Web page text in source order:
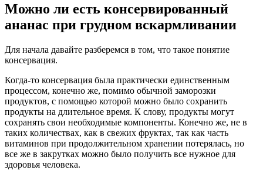
Можно ли есть консервированный
ананас при грудном вскармливании
Для начала давайте разберемся в том, что такое понятие
консервация.
Когда-то консервация была практически единственным
процессом, конечно же, помимо обычной заморозки
продуктов, с помощью которой можно было сохранить
продукты на длительное время. К слову, продукты могут
сохранять свои необходимые компоненты. Конечно же, не в
таких количествах, как в свежих фруктах, так как часть
витаминов при продолжительном хранении потерялась, но
все же в закрутках можно было получить все нужное для
здоровья человека.